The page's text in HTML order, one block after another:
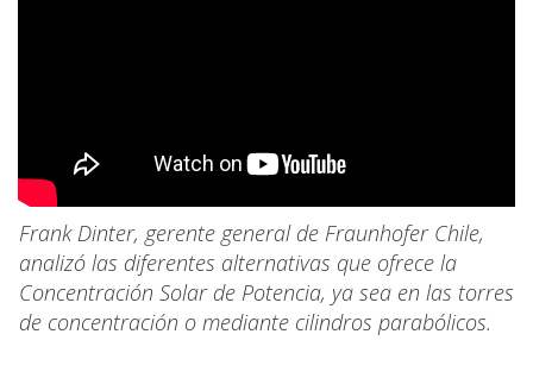
Frank Dinter, gerente general de Fraunhofer Chile,
analizó las diferentes alternativas que ofrece la
Concentración Solar de Potencia, ya sea en las torres
de concentración o mediante cilindros parabólicos.